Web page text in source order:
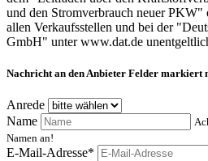
und den Stromverbrauch neuer PKW"
allen Verkaufsstellen und bei der
GmbH" unter www.dat.de
Nachricht an den Anbieter Felder markiert
Anrede
Name
Namen an!
E-Mail-Adresse*